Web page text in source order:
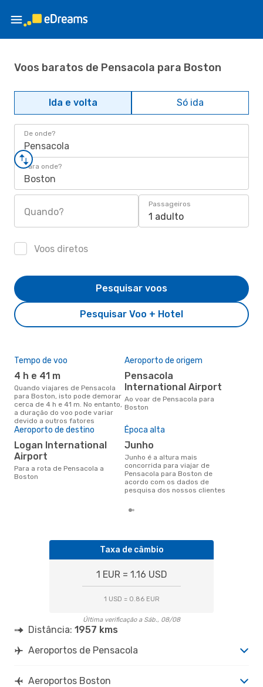
Voos baratos de Pensacola para Boston
Ida e volta Só ida
De onde?
Pensacola
Para onde?
Boston
Quando?
Passageiros
1 adulto
Voos diretos
Pesquisar Voo + Hotel
Pesquisar voos
Tempo de voo
4 h e 41 m
Quando viajares de Pensacola
para Boston, isto pode demorar
cerca de 4 h e 41 m. No entanto,
a duração do voo pode variar
devido a outros fatores
Aeroporto de origem
Pensacola
International Airport
Ao voar de Pensacola para
Boston
Aeroporto de destino
Logan International
Airport
Para a rota de Pensacola a
Boston
Época alta
junho
junho é a altura mais
concorrida para viajar de
Pensacola para Boston de
acordo com os dados de
pesquisa dos nossos clientes
Taxa de câmbio
1 EUR = 1.16 USD
1 USD = 0.86 EUR
Última verificação a Sáb., 08/08
Distância: 1957 kms
Aeroportos de Pensacola
Aeroportos Boston